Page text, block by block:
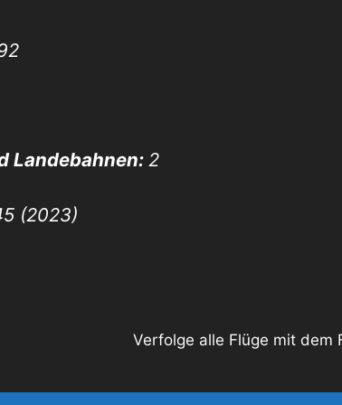
Landebahnen: 2
(2023)
Verfolge alle Flüge mit dem